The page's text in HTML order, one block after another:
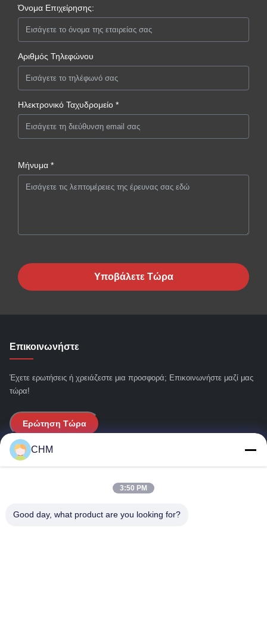
Όνομα Επιχείρησης:
Αριθμός Τηλεφώνου
Ηλεκτρονικό Ταχυδρομείο *
Μήνυμα *
Υποβάλετε Τώρα
Επικοινωνήστε
Έχετε ερωτήσεις ή χρειάζεστε μια προσφορά; Επικοινωνήστε μαζί μας
τώρα!
Ερώτηση Τώρα
Γρήγοροι Σύνδεσμοι
Σχετικά με εμάς
CHM
3:50 PM
Good day, what product are you looking for?